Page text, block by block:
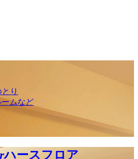
り
ムなど
ハースフロア